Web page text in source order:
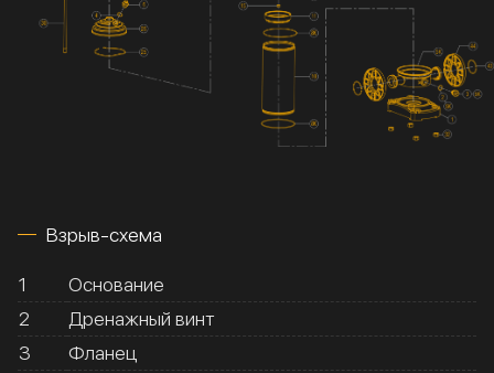
Взрыв-схема
1
Основание
2
Дренажный винт
3
Фланец